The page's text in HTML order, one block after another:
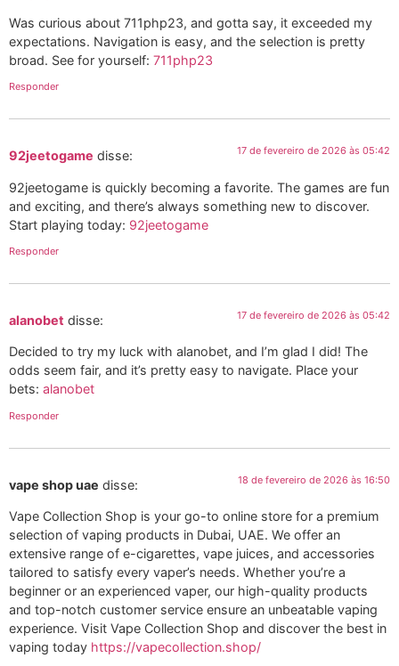
Was curious about 711php23, and gotta say, it exceeded my
expectations. Navigation is easy, and the selection is pretty
broad. See for yourself: 711php23
Responder
92jeetogame disse: 17 de fevereiro de 2026 às 05:42
92jeetogame is quickly becoming a favorite. The games are fun
and exciting, and there’s always something new to discover.
Start playing today: 92jeetogame
Responder
alanobet disse: 17 de fevereiro de 2026 às 05:42
Decided to try my luck with alanobet, and I’m glad I did! The
odds seem fair, and it’s pretty easy to navigate. Place your
bets: alanobet
Responder
vape shop uae disse: 18 de fevereiro de 2026 às 16:50
Vape Collection Shop is your go-to online store for a premium
selection of vaping products in Dubai, UAE. We offer an
extensive range of e-cigarettes, vape juices, and accessories
tailored to satisfy every vaper’s needs. Whether you’re a
beginner or an experienced vaper, our high-quality products
and top-notch customer service ensure an unbeatable vaping
experience. Visit Vape Collection Shop and discover the best in
vaping today https://vapecollection.shop/